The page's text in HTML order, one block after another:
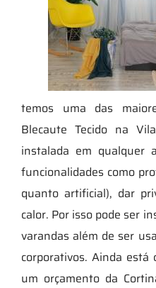
temos uma das
Blecaute Tecido na
instalada em qualquer
funcionalidades como
quanto artificial), dar
calor. Por isso pode ser
varandas além de ser
corporativos. Ainda está
um orçamento da